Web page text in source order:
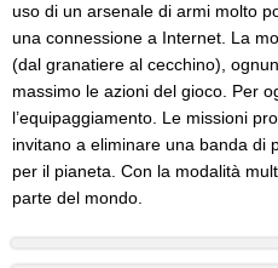
uso di un arsenale di armi molto
una connessione a Internet. La
(dal granatiere al cecchino),
massimo le azioni del gioco. Per
l’equipaggiamento. Le missioni
invitano a eliminare una banda di
per il pianeta. Con la modalità
parte del mondo.